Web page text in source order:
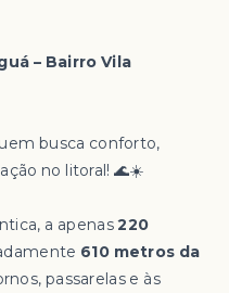
– Bairro Vila
busca conforto,
no litoral! 🌊☀️
a apenas220
610 metros da
passarelas e às